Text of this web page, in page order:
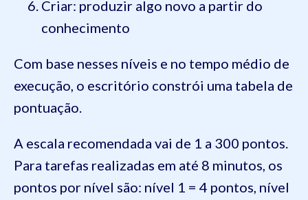
Criar: produzir algo novo a partir do
conhecimento
Com base nesses níveis e no tempo médio de
execução, o escritório constrói uma tabela de
pontuação.
A escala recomendada vai de 1 a 300 pontos.
Para tarefas realizadas em até 8 minutos, os
pontos por nível são: nível 1 = 4 pontos, nível